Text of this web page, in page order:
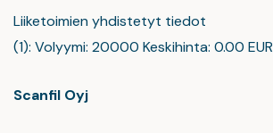
Liiketoimien yhdistetyt tiedot
(1): Volyymi: 20000 Keskihinta: 0.00 EUR
Scanfil Oyj